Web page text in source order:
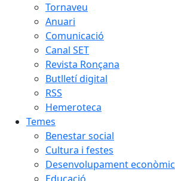
Tornaveu
Anuari
Comunicació
Canal SET
Revista Ronçana
Butlletí digital
RSS
Hemeroteca
Temes
Benestar social
Cultura i festes
Desenvolupament econòmic